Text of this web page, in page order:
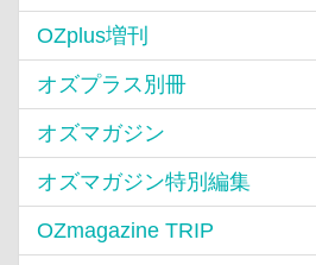
OZplus増刊
オズプラス別冊
オズマガジン
オズマガジン特別編集
OZmagazine TRIP